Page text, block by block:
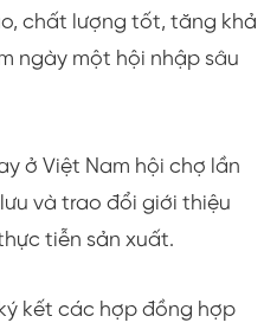
chất lượng tốt, tăng khả
ngày một hội nhập sâu
ở Việt Nam hội chợ lần
và trao đổi giới thiệu
tiễn sản xuất.
kết các hợp đồng hợp